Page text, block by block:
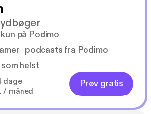
på Podimo
i podcasts fra Podimo
helst
dage
/ måned
Prøv gratis